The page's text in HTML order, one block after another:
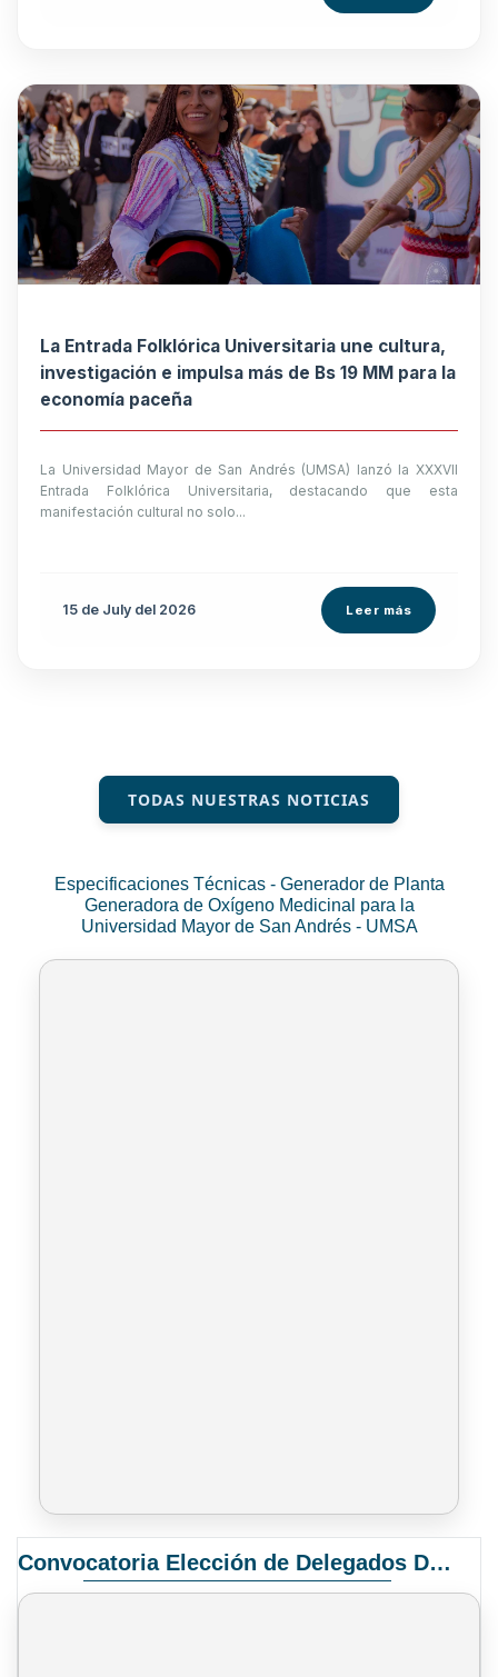
La Entrada Folklórica Universitaria une cultura,
investigación e impulsa más de Bs 19 MM para la
economía paceña
La Universidad Mayor de San Andrés (UMSA) lanzó la XXXVII
Entrada Folklórica Universitaria, destacando que esta
manifestación cultural no solo...
15 de July del 2026 Leer más
TODAS NUESTRAS NOTICIAS
Especificaciones Técnicas - Generador de Planta
Generadora de Oxígeno Medicinal para la
Universidad Mayor de San Andrés - UMSA
Convocatoria Elección de Delegados Docentes para el XIV Congreso Nacional de Universidades